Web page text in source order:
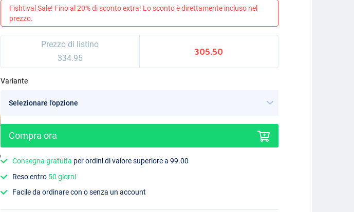
Fishtival Sale! Fino al 20% di sconto extra! Lo sconto è direttamente incluso nel
prezzo.
Prezzo di listino
334.95
305.50
Variante
Compra ora
Consegna gratuita per ordini di valore superiore a 99.00
Reso entro 50 giorni
Facile da ordinare con o senza un account